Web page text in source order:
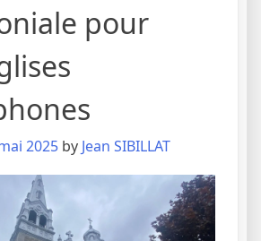
pour
2025 by Jean SIBILLAT